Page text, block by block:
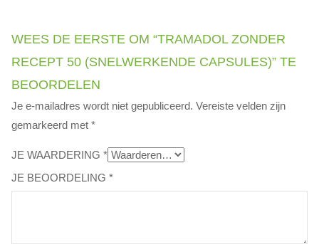
WEES DE EERSTE OM “TRAMADOL ZONDER
RECEPT 50 (SNELWERKENDE CAPSULES)” TE
BEOORDELEN
Je e-mailadres wordt niet gepubliceerd. Vereiste velden zijn
gemarkeerd met *
JE WAARDERING *
JE BEOORDELING *